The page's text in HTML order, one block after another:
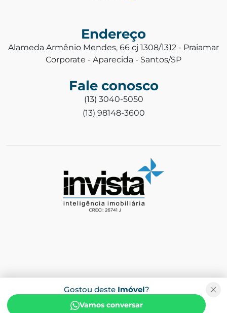
Gostou deste Imóvel?
Vamos conversar
Endereço
Alameda Armênio Mendes, 66 cj 1308/1312 - Praiamar
Corporate - Aparecida - Santos/SP
Fale conosco
(13) 3040-5050
(13) 98148-3600